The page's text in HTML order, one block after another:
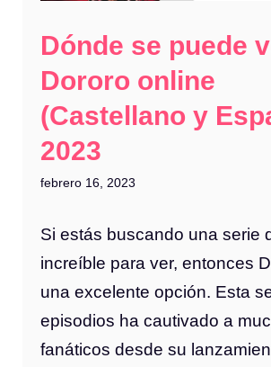
Dónde se puede
Dororo online
(Castellano y
2023
febrero 16, 2023
Si estás buscando una serie
increíble para ver, entonces
una excelente opción. Esta
episodios ha cautivado a
fanáticos desde su